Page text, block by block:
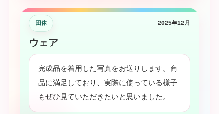
団体 2025年12月
ウェア
完成品を着用した写真をお送りします。商
品に満足しており、実際に使っている様子
もぜひ見ていただきたいと思いました。